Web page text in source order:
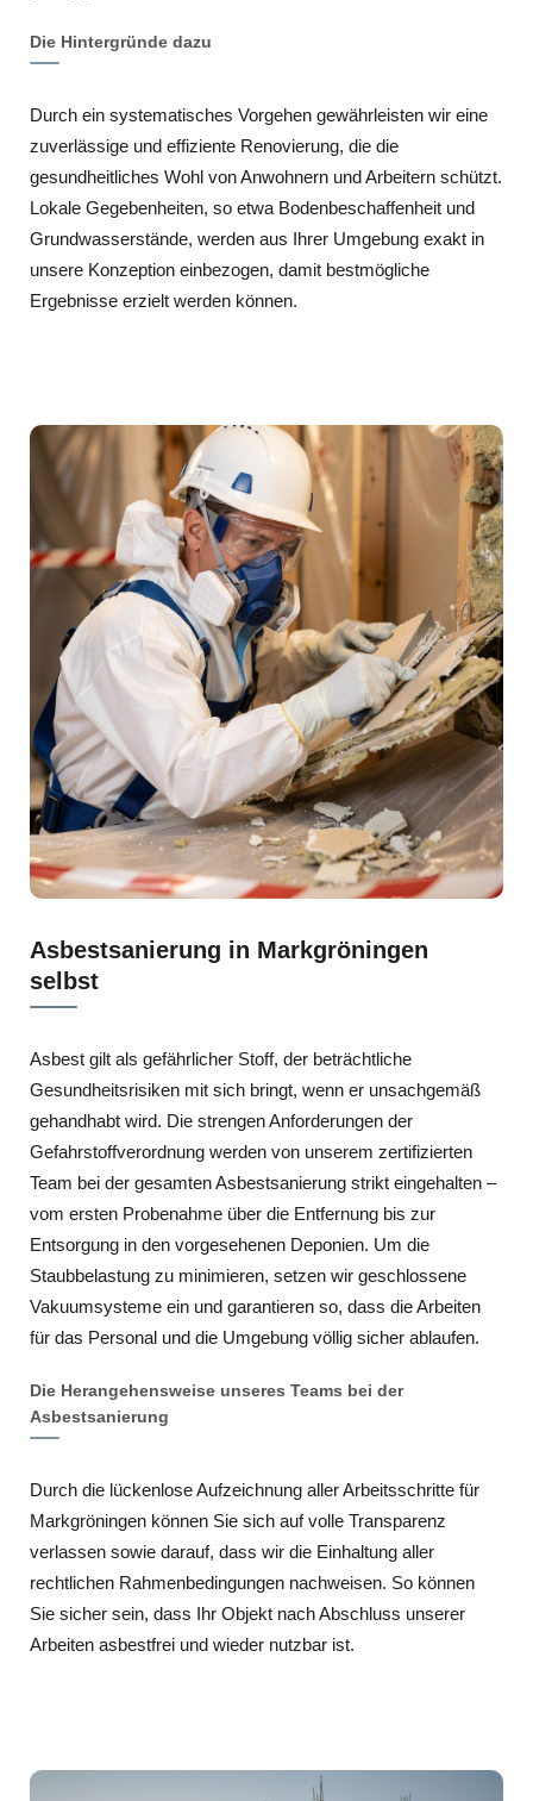
Die Hintergründe dazu
Durch ein systematisches Vorgehen gewährleisten wir eine
zuverlässige und effiziente Renovierung, die die
gesundheitliches Wohl von Anwohnern und Arbeitern schützt.
Lokale Gegebenheiten, so etwa Bodenbeschaffenheit und
Grundwasserstände, werden aus Ihrer Umgebung exakt in
unsere Konzeption einbezogen, damit bestmögliche
Ergebnisse erzielt werden können.
Asbestsanierung in Markgröningen
selbst
Asbest gilt als gefährlicher Stoff, der beträchtliche
Gesundheitsrisiken mit sich bringt, wenn er unsachgemäß
gehandhabt wird. Die strengen Anforderungen der
Gefahrstoffverordnung werden von unserem zertifizierten
Team bei der gesamten Asbestsanierung strikt eingehalten –
vom ersten Probenahme über die Entfernung bis zur
Entsorgung in den vorgesehenen Deponien. Um die
Staubbelastung zu minimieren, setzen wir geschlossene
Vakuumsysteme ein und garantieren so, dass die Arbeiten
für das Personal und die Umgebung völlig sicher ablaufen.
Die Herangehensweise unseres Teams bei der
Asbestsanierung
Durch die lückenlose Aufzeichnung aller Arbeitsschritte für
Markgröningen können Sie sich auf volle Transparenz
verlassen sowie darauf, dass wir die Einhaltung aller
rechtlichen Rahmenbedingungen nachweisen. So können
Sie sicher sein, dass Ihr Objekt nach Abschluss unserer
Arbeiten asbestfrei und wieder nutzbar ist.